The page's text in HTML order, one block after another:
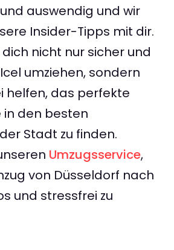
auswendig und wir
Insider-Tipps mit dir.
nicht nur sicher und
umziehen, sondern
helfen, das perfekte
in den besten
Stadt zu finden.
Umzugsservice,
von Düsseldorf nach
und stressfrei zu